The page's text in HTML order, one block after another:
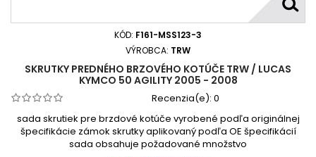
KÓD: F161-MSS123-3
VÝROBCA: TRW
SKRUTKY PREDNÉHO BRZOVÉHO KOTÚČE TRW / LUCAS
KYMCO 50 AGILITY 2005 - 2008
Recenzia(e): 0
sada skrutiek pre brzdové kotúče vyrobené podľa originálnej
špecifikácie zámok skrutky aplikovaný podľa OE špecifikácií
sada obsahuje požadované množstvo